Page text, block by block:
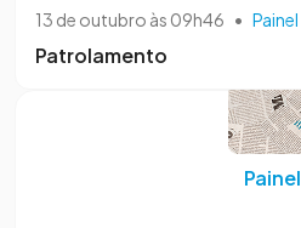
13 de outubro às 09h46 • Painel
Patrolamento
Painel